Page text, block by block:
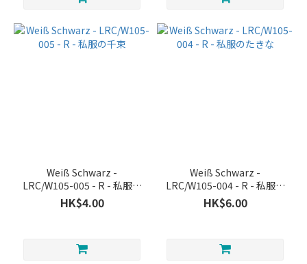
Weiß Schwarz -
LRC/W105-005 - R - 私服の
千束
HK$4.00
Weiß Schwarz -
LRC/W105-004 - R - 私服の
たきな
HK$6.00